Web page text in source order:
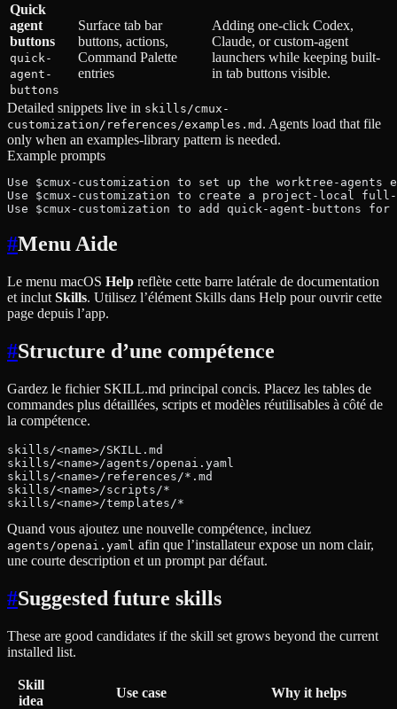
Quick
agent
buttons
quick-
agent-
buttons
Surface tab bar
buttons, actions,
Command Palette
entries
Adding one-click Codex,
Claude, or custom-agent
launchers while keeping built-
in tab buttons visible.
Detailed snippets live in skills/cmux-
customization/references/examples.md . Agents load that file
only when an examples-library pattern is needed.
Example prompts
Use $cmux-customization to set up the worktree-agents
Use $cmux-customization to create a project-local
Use $cmux-customization to add quick-agent-buttons for
#Menu Aide
Le menu macOS Help reflète cette barre latérale de documentation
et inclut Skills. Utilisez l’élément Skills dans Help pour ouvrir cette
page depuis l’app.
#Structure d’une compétence
Gardez le fichier SKILL.md principal concis. Placez les tables de
commandes plus détaillées, scripts et modèles réutilisables à côté de
la compétence.
skills/<name>/SKILL.md
skills/<name>/agents/openai.yaml
skills/<name>/references/*.md
skills/<name>/scripts/*
skills/<name>/templates/*
Quand vous ajoutez une nouvelle compétence, incluez
agents/openai.yaml afin que l’installateur expose un nom clair,
une courte description et un prompt par défaut.
#Suggested future skills
These are good candidates if the skill set grows beyond the current
installed list.
Skill
idea
Use case Why it helps